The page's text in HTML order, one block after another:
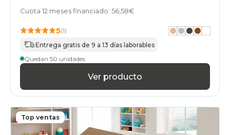
Cuota 12 meses financiado: 56,58€
5(1)
Entrega gratis de 9 a 13 días laborables
Quedan 50 unidades
Ver producto
Top ventas